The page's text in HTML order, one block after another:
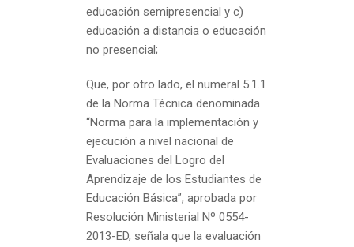
educación semipresencial y c)
educación a distancia o educación
no presencial;
Que, por otro lado, el numeral 5.1.1
de la Norma Técnica denominada
“Norma para la implementación y
ejecución a nivel nacional de
Evaluaciones del Logro del
Aprendizaje de los Estudiantes de
Educación Básica”, aprobada por
Resolución Ministerial Nº 0554-
2013-ED, señala que la evaluación